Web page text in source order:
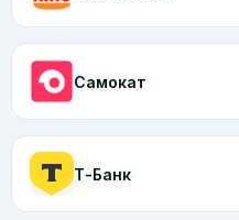
Самокат
Т-Банк